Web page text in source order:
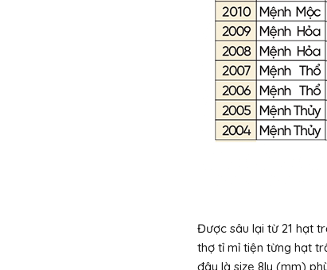
Được sâu lại từ 21 hạt
thợ tỉ mỉ tiện từng hạt
đây là size 8ly (mm)